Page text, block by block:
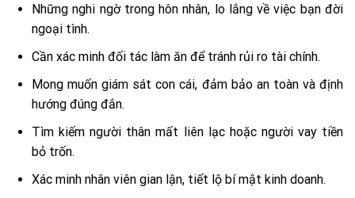
Những nghi ngờ trong hôn nhân, lo lắng về việc bạn đời
ngoại tình.
Cần xác minh đối tác làm ăn để tránh rủi ro tài chính.
Mong muốn giám sát con cái, đảm bảo an toàn và định
hướng đúng đắn.
Tìm kiếm người thân mất liên lạc hoặc người vay tiền
bỏ trốn.
Xác minh nhân viên gian lận, tiết lộ bí mật kinh doanh.